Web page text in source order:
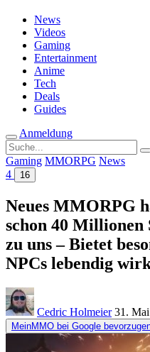
News
Videos
Gaming
Entertainment
Anime
Tech
Deals
Guides
Anmeldung
Suche
nach:
Gaming MMORPG News
4
16
Neues MMORPG
schon 40
zu uns – Bietet
NPCs lebendig
Cedric Holmeier 31.
MeinMMO bei Google